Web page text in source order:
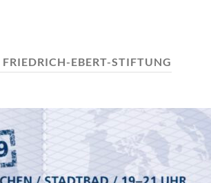
FRIEDRICH-EBERT-STIFTUNG